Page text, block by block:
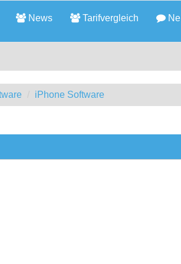
News Tarifvergleich
iPhone Software